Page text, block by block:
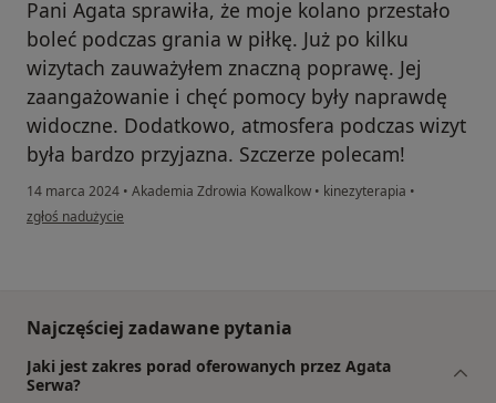
Pani Agata sprawiła, że moje kolano przestało
boleć podczas grania w piłkę. Już po kilku
wizytach zauważyłem znaczną poprawę. Jej
zaangażowanie i chęć pomocy były naprawdę
widoczne. Dodatkowo, atmosfera podczas wizyt
była bardzo przyjazna. Szczerze polecam!
14 marca 2024 • Akademia Zdrowia Kowalkow • kinezyterapia •
w opinii użytkownika WŚ
zgłoś nadużycie
Najczęściej zadawane pytania
Jaki jest zakres porad oferowanych przez Agata
Serwa?